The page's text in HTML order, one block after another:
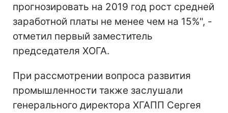
прогнозировать на 2019 год рост средней
заработной платы не менее чем на 15%", -
отметил первый заместитель
председателя ХОГА.
При рассмотрении вопроса развития
промышленности также заслушали
генерального директора ХГАПП Сергея